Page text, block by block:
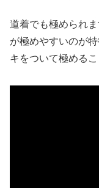
道着でも極められ
が極めやすいのが
キをついて極める